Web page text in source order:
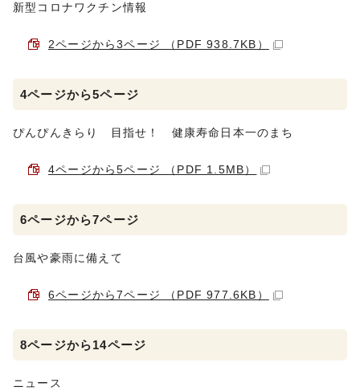
新型コロナワクチン情報
2ページから3ページ （PDF 938.7KB）
4ページから5ページ
ぴんぴんきらり 目指せ！ 健康寿命日本一のまち
4ページから5ページ （PDF 1.5MB）
6ページから7ページ
台風や豪雨に備えて
6ページから7ページ （PDF 977.6KB）
8ページから14ページ
ニュース